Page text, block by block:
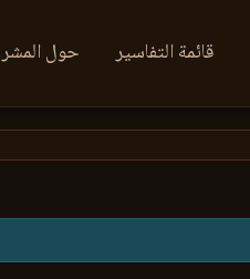
قائمة التفاسير حول